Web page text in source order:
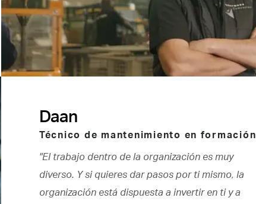
Daan
Técnico de mantenimiento en formación
"El trabajo dentro de la organización es muy
diverso. Y si quieres dar pasos por ti mismo, la
organización está dispuesta a invertir en ti y a